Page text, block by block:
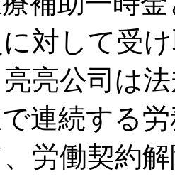
対して受
亮公司は
連続する
労働契約